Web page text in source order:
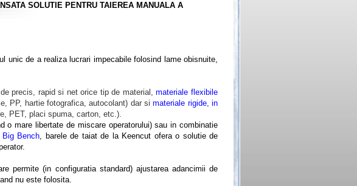
SOLUTIE PENTRU TAIEREA MANUALA A
unic de a realiza lucrari impecabile folosind lame obisnuite,
precis, rapid si net orice tip de material,materiale flexibile
PP, hartie fotografica, autocolant) dar simateriale rigide, in
PET, placi spuma, carton, etc.).
o mare libertate de miscare operatorului) sau in combinatie
Bench, barele de taiat de la Keencut ofera o solutie de
permite (in configuratia standard) ajustarea adancimii de
nu este folosita.